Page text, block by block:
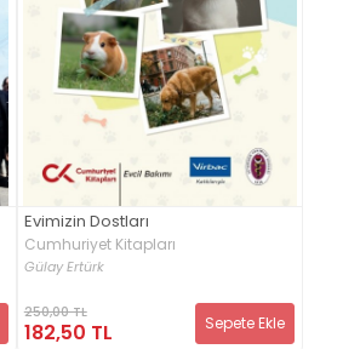
Evimizin Dostları
Cumhuriyet Kitapları
Gülay Ertürk
250,00 TL
182,50 TL Sepete Ekle